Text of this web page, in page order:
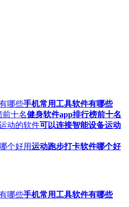
手机常用工具软件有哪些
健身软件app排行榜前十名
可以连接智能设备运动
运动跑步打卡软件哪个好
手机常用工具软件有哪些